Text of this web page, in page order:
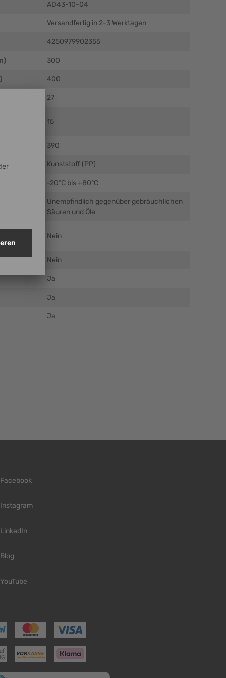
AD43-10-04
Versandfertig in 2-3 Werktagen
4250979902355
300
400
27
15
390
Kunststoff (PP)
-20°C bis +80°C
Unempfindlich gegenüber gebräuchlichen
Säuren und Öle
Nein
Nein
Ja
Ja
Ja
Facebook
Instagram
LinkedIn
Blog
YouTube